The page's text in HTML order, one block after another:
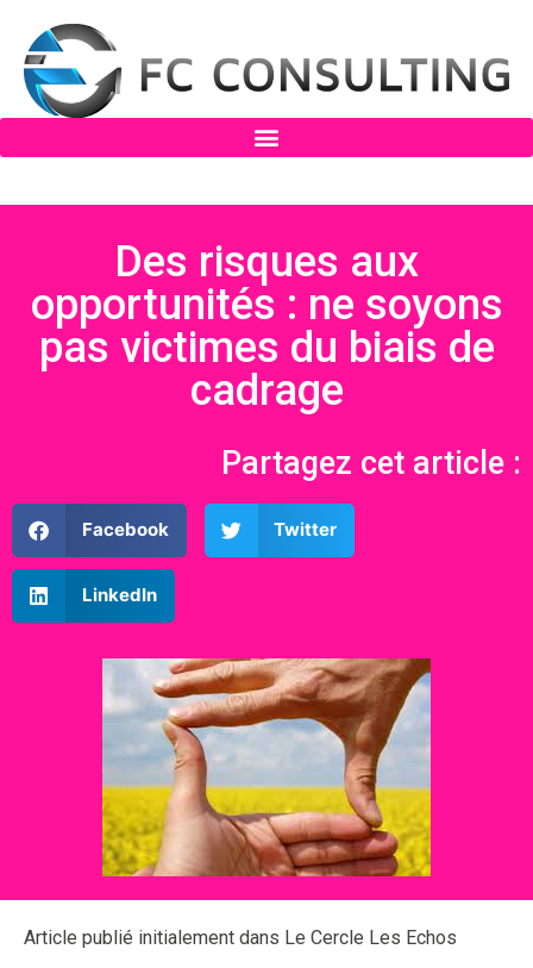
Des risques aux
opportunités : ne soyons
pas victimes du biais de
cadrage
Partagez cet article :
Facebook Twitter
LinkedIn
Article publié initialement dans Le Cercle Les Echos